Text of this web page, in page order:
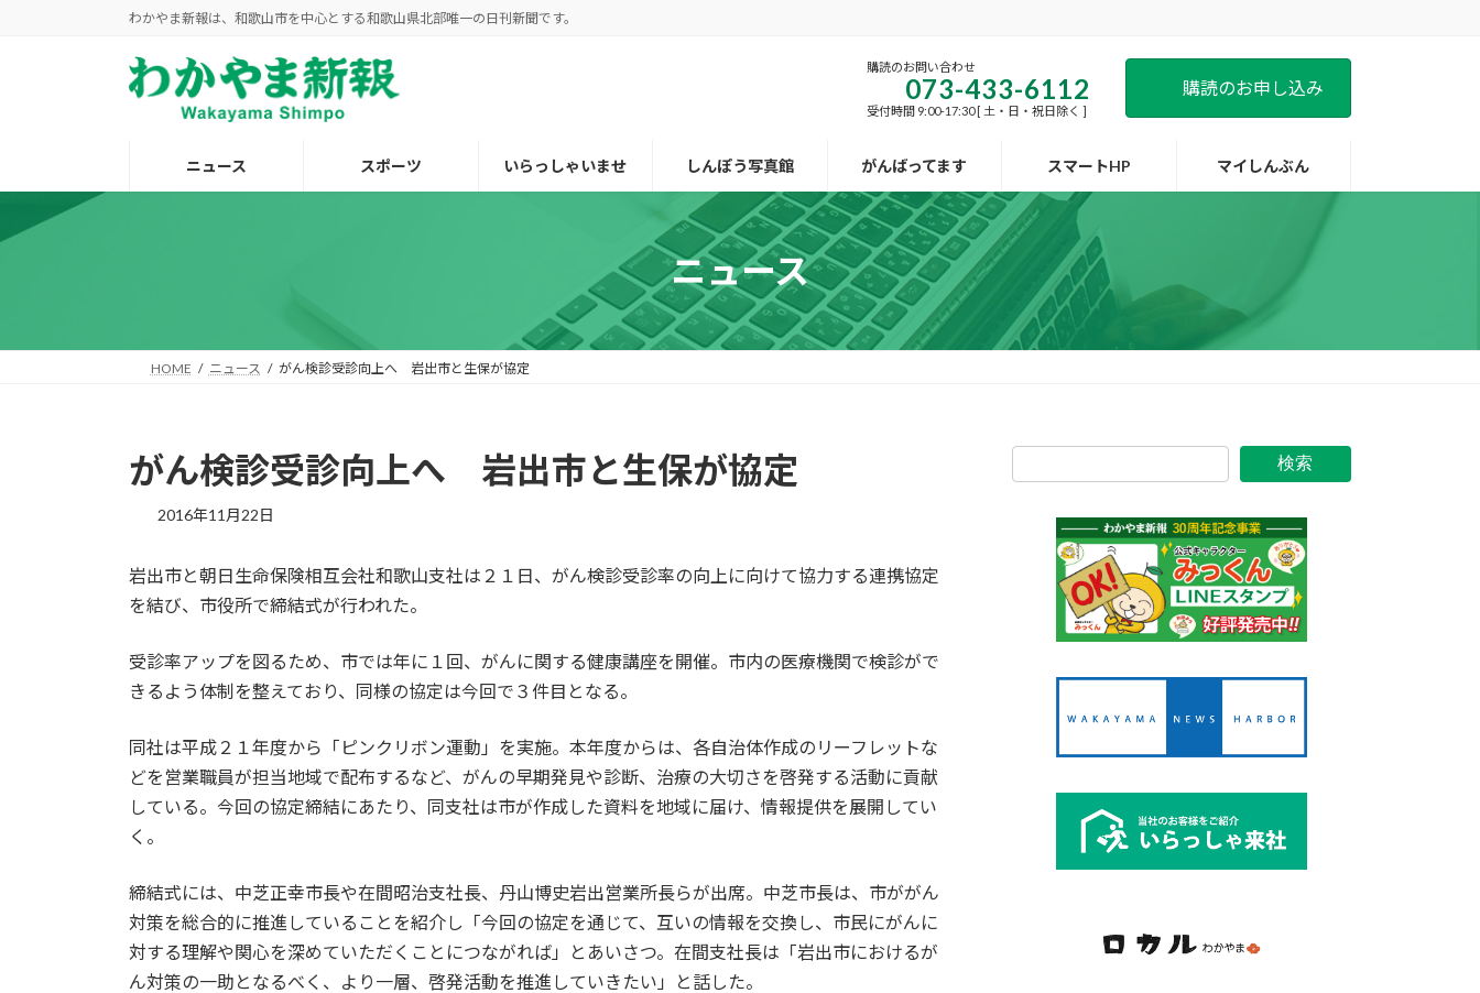
キ
に
わかやま新報は、和歌山市を中心とする和歌山県北部唯一の日刊新聞です。
購読のお問い合わせ
073-433-6112
受付時間 9:00-17:30 [ 土・日・祝日除く ]
購読のお申し込み
ニュース スポーツ いらっしゃいませ しんぽう写真館 がんばってます スマートHP マイしんぶん
ニュース
HOME ニュース がん検診受診向上へ 岩出市と生保が協定
がん検診受診向上へ 岩出市と生保が協定
2016年11月22日
岩出市と朝日生命保険相互会社和歌山支社は２１日、がん検診受診率の向上に向けて協力する連携協定
を結び、市役所で締結式が行われた。
受診率アップを図るため、市では年に１回、がんに関する健康講座を開催。市内の医療機関で検診がで
きるよう体制を整えており、同様の協定は今回で３件目となる。
同社は平成２１年度から「ピンクリボン運動」を実施。本年度からは、各自治体作成のリーフレットな
どを営業職員が担当地域で配布するなど、がんの早期発見や診断、治療の大切さを啓発する活動に貢献
している。今回の協定締結にあたり、同支社は市が作成した資料を地域に届け、情報提供を展開してい
く。
締結式には、中芝正幸市長や在間昭治支社長、丹山博史岩出営業所長らが出席。中芝市長は、市ががん
対策を総合的に推進していることを紹介し「今回の協定を通じて、互いの情報を交換し、市民にがんに
対する理解や関心を深めていただくことにつながれば」とあいさつ。在間支社長は「岩出市におけるが
ん対策の一助となるべく、より一層、啓発活動を推進していきたい」と話した。
検索